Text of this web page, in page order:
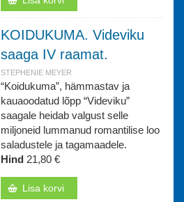
KOIDUKUMA. Videviku
saaga IV raamat.
STEPHENIE MEYER
“Koidukuma”, hämmastav ja
kauaoodatud lõpp “Videviku”
saagale heidab valgust selle
miljoneid lummanud romantilise loo
saladustele ja tagamaadele.
Hind 21,80 €
Lisa korvi